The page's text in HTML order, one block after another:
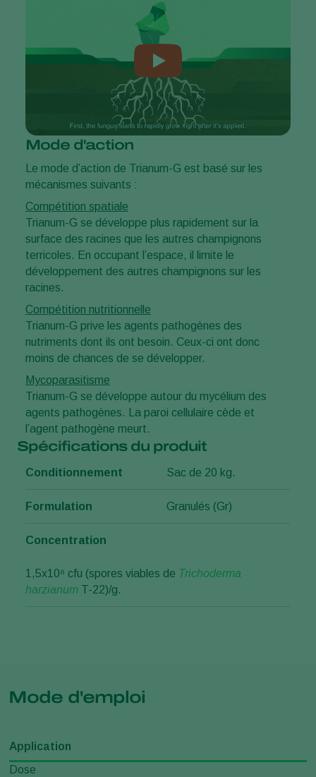
Mode d'action
Le mode d’action de Trianum-G est basé sur les
mécanismes suivants :
Compétition spatiale
Trianum-G se développe plus rapidement sur la
surface des racines que les autres champignons
terricoles. En occupant l’espace, il limite le
développement des autres champignons sur les
racines.
Compétition nutritionnelle
Trianum-G prive les agents pathogènes des
nutriments dont ils ont besoin. Ceux-ci ont donc
moins de chances de se développer.
Mycoparasitisme
Trianum-G se développe autour du mycélium des
agents pathogènes. La paroi cellulaire cède et
l’agent pathogène meurt.
Spécifications du produit
Conditionnement Sac de 20 kg.
Formulation Granulés (Gr)
Concentration
1,5x10⁸ cfu (spores viables de Trichoderma
harzianum T-22)/g.
Mode d'emploi
Application
Dose